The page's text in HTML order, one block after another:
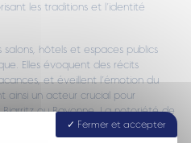
les traditions et l’identité
hôtels et espaces publics
Elles évoquent des récits
et éveillent l’émotion du
ainsi un acteur crucial pour
ou Bayonne. La notoriété de
économique de la
Fermer et accepter